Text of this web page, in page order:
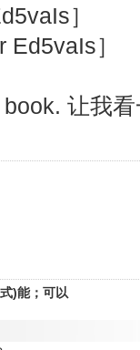
］
］
让我
)能；可以